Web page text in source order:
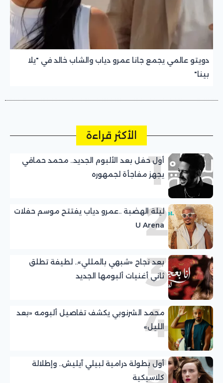
دويتو عالمي يجمع جانا عمرو دياب والشاب خالد في "يلا
بينا"
الأكثر قراءة
1
أول حفل بعد الألبوم الجديد.. محمد حماقي
يجهز مفاجأة لجمهوره
2
ليلة الهضبة ..عمرو دياب يفتتح موسم حفلات
U Arena
3
بعد نجاح «شبهي بالمللي».. لطيفة تطلق
ثاني أغنيات ألبومها الجديد
4
محمد الشرنوبي يكشف تفاصيل ألبومه «بعد
الليل»
أول بطولة درامية لبيلي آيليش.. وإطلالة
كلاسيكية